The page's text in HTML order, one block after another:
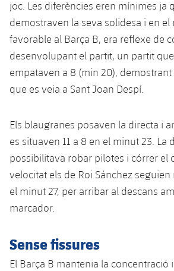
joc. Les diferències eren mínimes ja
demostraven la seva solidesa i en el
favorable al Barça B, era reflexe de
desenvolupant el partit, un partit
empataven a 8 (min 20),
que es veia a Sant Joan Despí.
Els blaugranes posaven la directa i
es situaven 11 a 8 en el minut 23. La
possibilitava robar pilotes i córrer el
velocitat els de Roi Sánchez seguien
el minut 27, per arribar al descans
marcador.
Sense fissures
El Barça B mantenia la concentració